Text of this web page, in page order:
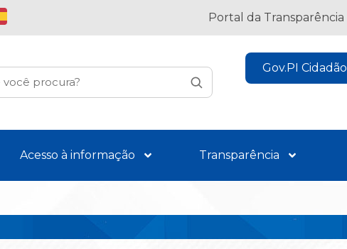
Portal da Transparência
Gov.PI Cidadão
Acesso à informação Transparência